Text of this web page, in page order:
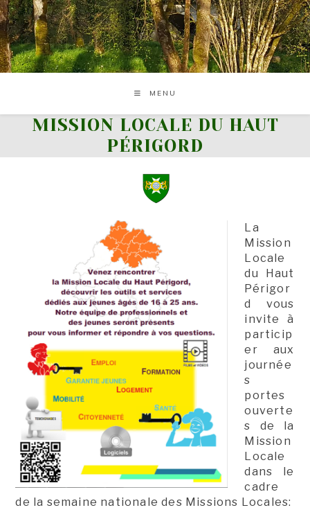
Skip
to
content
MENU
MISSION LOCALE DU HAUT
PÉRIGORD
La
Mission
Locale
du Haut
Périgor
d vous
invite à
particip
er aux
journée
s
portes
ouverte
s de la
Mission
Locale
dans le
cadre
de la semaine nationale des Missions Locales: